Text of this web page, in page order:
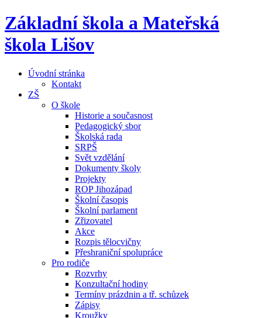
Základní škola a Mateřská
škola Lišov
Úvodní stránka
Kontakt
ZŠ
O škole
Historie a současnost
Pedagogický sbor
Školská rada
SRPŠ
Svět vzdělání
Dokumenty školy
Projekty
ROP Jihozápad
Školní časopis
Školní parlament
Zřizovatel
Akce
Rozpis tělocvičny
Přeshraniční spolupráce
Pro rodiče
Rozvrhy
Konzultační hodiny
Termíny prázdnin a tř. schůzek
Zápisy
Kroužky